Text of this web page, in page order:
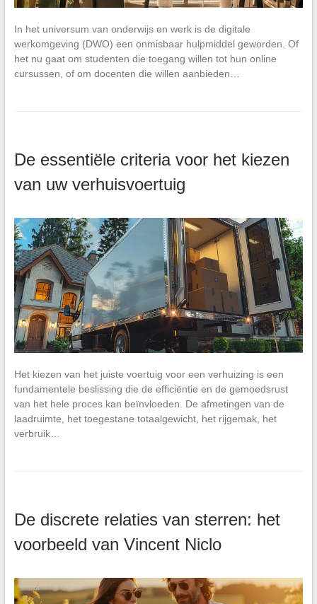
In het universum van onderwijs en werk is de digitale
werkomgeving (DWO) een onmisbaar hulpmiddel geworden. Of
het nu gaat om studenten die toegang willen tot hun online
cursussen, of om docenten die willen aanbieden…
De essentiële criteria voor het kiezen
van uw verhuisvoertuig
Het kiezen van het juiste voertuig voor een verhuizing is een
fundamentele beslissing die de efficiëntie en de gemoedsrust
van het hele proces kan beïnvloeden. De afmetingen van de
laadruimte, het toegestane totaalgewicht, het rijgemak, het
verbruik…
De discrete relaties van sterren: het
voorbeeld van Vincent Niclo